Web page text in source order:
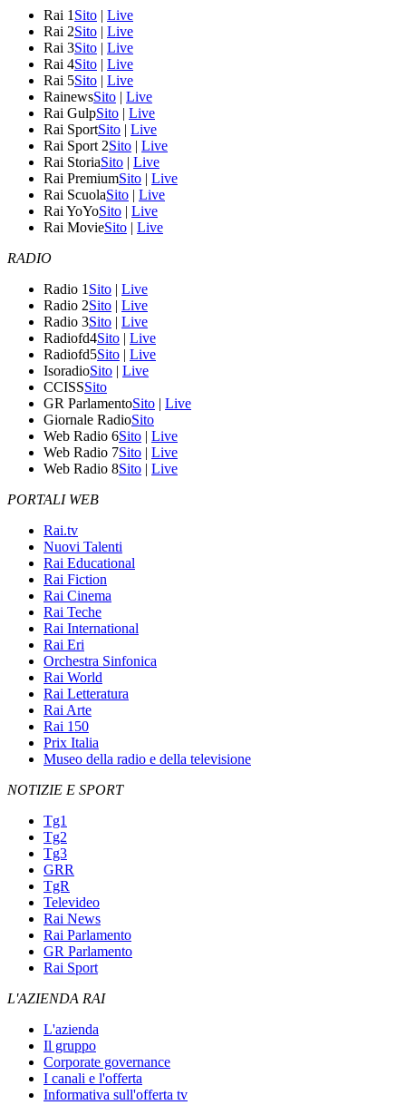
Rai 1 Sito | Live
Rai 2Sito | Live
Rai 3Sito | Live
Rai 4Sito | Live
Rai 5Sito | Live
RainewsSito | Live
Rai GulpSito | Live
Rai SportSito | Live
Rai Sport 2Sito | Live
Rai StoriaSito | Live
Rai PremiumSito | Live
Rai ScuolaSito | Live
Rai YoYoSito | Live
Rai MovieSito | Live
RADIO
Radio 1 Sito | Live
Radio 2Sito | Live
Radio 3Sito | Live
Radiofd4Sito | Live
Radiofd5Sito | Live
IsoradioSito | Live
CCISSSito
GR ParlamentoSito | Live
Giornale RadioSito
Web Radio 6Sito | Live
Web Radio 7Sito | Live
Web Radio 8Sito | Live
PORTALI WEB
Rai.tv
Nuovi Talenti
Rai Educational
Rai Fiction
Rai Cinema
Rai Teche
Rai International
Rai Eri
Orchestra Sinfonica
Rai World
Rai Letteratura
Rai Arte
Rai 150
Prix Italia
Museo della radio e della televisione
NOTIZIE E SPORT
Tg1
Tg2
Tg3
GRR
TgR
Televideo
Rai News
Rai Parlamento
GR Parlamento
Rai Sport
L'AZIENDA RAI
L'azienda
Il gruppo
Corporate governance
I canali e l'offerta
Informativa sull'offerta tv